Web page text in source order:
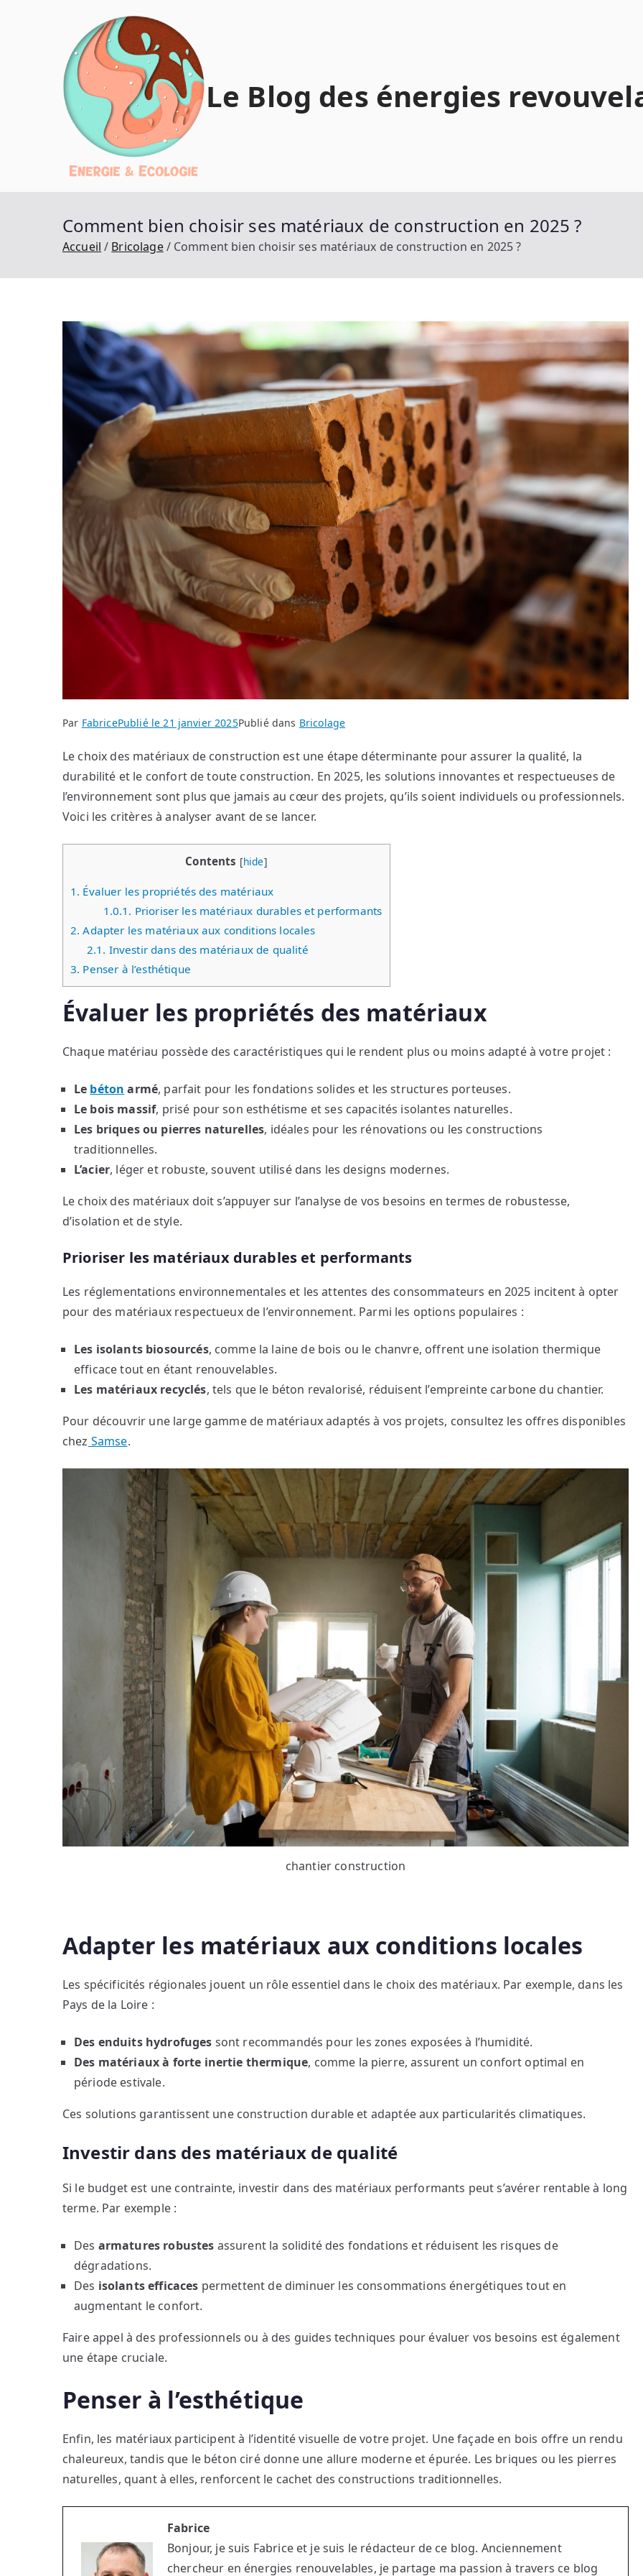
Le Blog des énergies
Comment bien choisir ses matériaux de construction en 2025 ?
Accueil Bricolage Comment bien choisir ses matériaux de construction en 2025 ?
Par FabricePublié le21 janvier 2025Publié dans Bricolage
Le choix des matériaux de construction est une étape déterminante pour assurer la qualité, la
durabilité et le confort de toute construction. En 2025, les solutions innovantes et respectueuses de
l’environnement sont plus que jamais au cœur des projets, qu’ils soient individuels ou professionnels.
Voici les critères à analyser avant de se lancer.
Contents [hide]
1. Évaluer les propriétés des matériaux
1.0.1. Prioriser les matériaux durables et performants
2. Adapter les matériaux aux conditions locales
2.1. Investir dans des matériaux de qualité
3. Penser à l’esthétique
Évaluer les propriétés des matériaux
Chaque matériau possède des caractéristiques qui le rendent plus ou moins adapté à votre projet :
Le béton armé, parfait pour les fondations solides et les structures porteuses.
Le bois massif, prisé pour son esthétisme et ses capacités isolantes naturelles.
Les briques ou pierres naturelles, idéales pour les rénovations ou les constructions
traditionnelles.
L’acier, léger et robuste, souvent utilisé dans les designs modernes.
Le choix des matériaux doit s’appuyer sur l’analyse de vos besoins en termes de robustesse,
d’isolation et de style.
Prioriser les matériaux durables et performants
Les réglementations environnementales et les attentes des consommateurs en 2025 incitent à opter
pour des matériaux respectueux de l’environnement. Parmi les options populaires :
Les isolants biosourcés, comme la laine de bois ou le chanvre, offrent une isolation thermique
efficace tout en étant renouvelables.
Les matériaux recyclés, tels que le béton revalorisé, réduisent l’empreinte carbone du chantier.
Pour découvrir une large gamme de matériaux adaptés à vos projets, consultez les offres disponibles
chez Samse.
chantier construction
Adapter les matériaux aux conditions locales
Les spécificités régionales jouent un rôle essentiel dans le choix des matériaux. Par exemple, dans les
Pays de la Loire :
Des enduits hydrofuges sont recommandés pour les zones exposées à l’humidité.
Des matériaux à forte inertie thermique, comme la pierre, assurent un confort optimal en
période estivale.
Ces solutions garantissent une construction durable et adaptée aux particularités climatiques.
Investir dans des matériaux de qualité
Si le budget est une contrainte, investir dans des matériaux performants peut s’avérer rentable à long
terme. Par exemple :
Des armatures robustes assurent la solidité des fondations et réduisent les risques de
dégradations.
Des isolants efficaces permettent de diminuer les consommations énergétiques tout en
augmentant le confort.
Faire appel à des professionnels ou à des guides techniques pour évaluer vos besoins est également
une étape cruciale.
Penser à l’esthétique
Enfin, les matériaux participent à l’identité visuelle de votre projet. Une façade en bois offre un rendu
chaleureux, tandis que le béton ciré donne une allure moderne et épurée. Les briques ou les pierres
naturelles, quant à elles, renforcent le cachet des constructions traditionnelles.
Fabrice
Bonjour, je suis Fabrice et je suis le rédacteur de ce blog. Anciennement
chercheur en énergies renouvelables, je partage ma passion à travers ce blog